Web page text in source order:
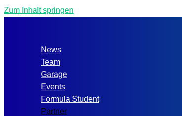
Zum Inhalt springen
News
Team
Garage
Events
Formula Student
Partner